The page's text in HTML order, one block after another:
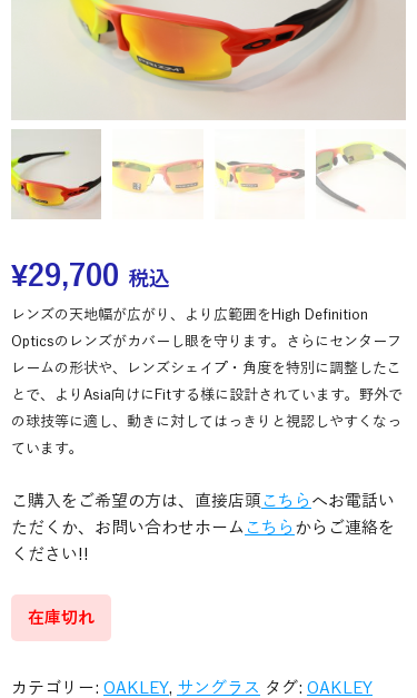
¥29,700 税込
レンズの天地幅が広がり、より広範囲をHigh Definition
Opticsのレンズがカバーし眼を守ります。さらにセンターフ
レームの形状や、レンズシェイプ・角度を特別に調整したこ
とで、よりAsia向けにFitする様に設計されています。野外で
の球技等に適し、動きに対してはっきりと視認しやすくなっ
ています。
こ購入をご希望の方は、直接店頭 こちら へお電話い
ただくか、お問い合わせホーム こちら からご連絡を
ください!!
在庫切れ
カテゴリー: OAKLEY, サングラス タグ: OAKLEY